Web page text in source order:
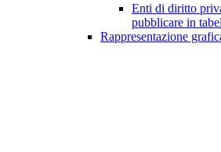
Enti di diritto
pubblicare in
Rappresentazione